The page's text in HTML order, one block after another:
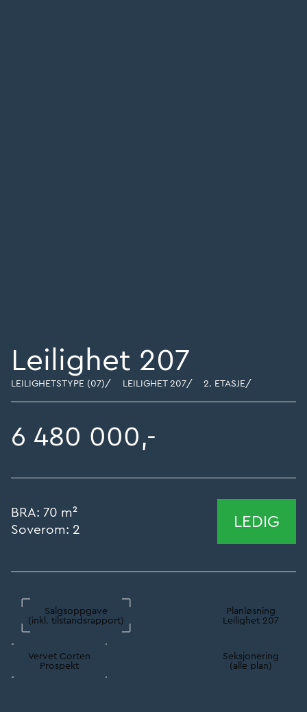
Leilighet 207
LEILIGHETSTYPE (07)/ LEILIGHET 207/ 2. ETASJE/
6 480 000,-
BRA: 70 m²
Soverom: 2 LEDIG
Salgsoppgave
(inkl. tilstandsrapport)
Planløsning
Leilighet 207
Vervet Corten
Prospekt
Seksjonering
(alle plan)